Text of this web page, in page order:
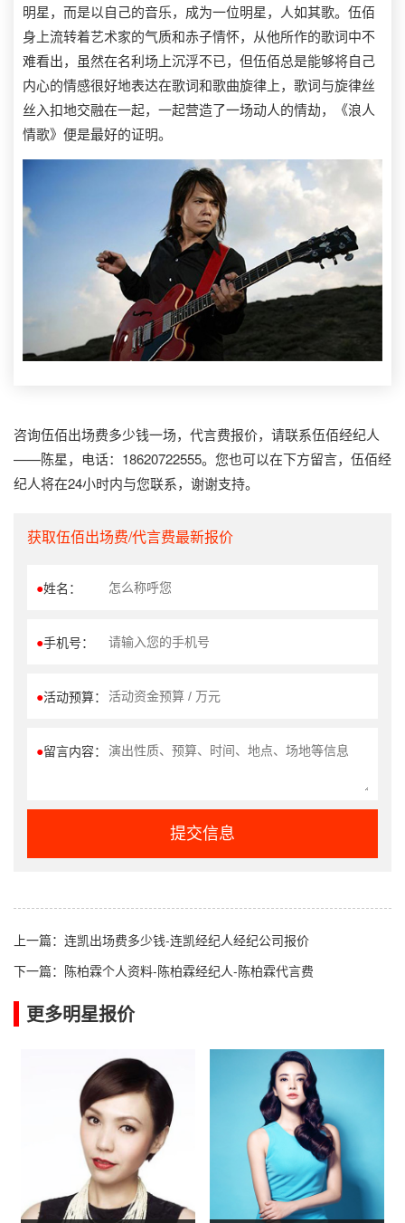
明星，而是以自己的音乐，成为一位明星，人如其歌。伍佰
身上流转着艺术家的气质和赤子情怀，从他所作的歌词中不
难看出，虽然在名利场上沉浮不已，但伍佰总是能够将自己
内心的情感很好地表达在歌词和歌曲旋律上，歌词与旋律丝
丝入扣地交融在一起，一起营造了一场动人的情劫，《浪人
情歌》便是最好的证明。
咨询伍佰出场费多少钱一场，代言费报价，请联系伍佰经纪人
——陈星，电话：18620722555。您也可以在下方留言，伍佰经
纪人将在24小时内与您联系，谢谢支持。
获取伍佰出场费/代言费最新报价
●姓名：
●手机号：
●活动预算：
●留言内容：
提交信息
上一篇： 连凯出场费多少钱-连凯经纪人经纪公司报价
下一篇： 陈柏霖个人资料-陈柏霖经纪人-陈柏霖代言费
更多明星报价